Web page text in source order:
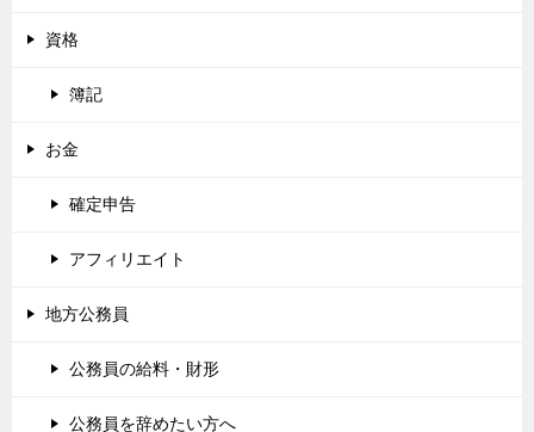
資格
簿記
お金
確定申告
アフィリエイト
地方公務員
公務員の給料・財形
公務員を辞めたい方へ